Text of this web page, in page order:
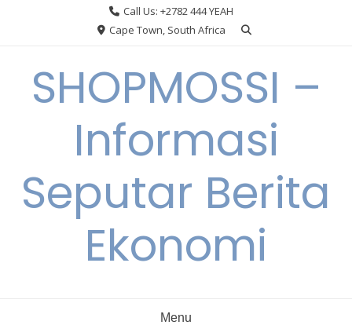
Call Us: +2782 444 YEAH
Cape Town, South Africa
SHOPMOSSI –
Informasi
Seputar Berita
Ekonomi
Menu